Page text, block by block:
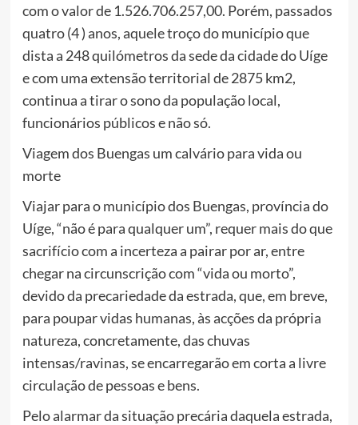
com o valor de 1.526.706.257,00. Porém, passados
quatro (4 ) anos, aquele troço do município que
dista a 248 quilómetros da sede da cidade do Uíge
e com uma extensão territorial de 2875 km2,
continua a tirar o sono da população local,
funcionários públicos e não só.
Viagem dos Buengas um calvário para vida ou
morte
Viajar para o município dos Buengas, província do
Uíge, “não é para qualquer um”, requer mais do que
sacrifício com a incerteza a pairar por ar, entre
chegar na circunscrição com “vida ou morto”,
devido da precariedade da estrada, que, em breve,
para poupar vidas humanas, às acções da própria
natureza, concretamente, das chuvas
intensas/ravinas, se encarregarão em corta a livre
circulação de pessoas e bens.
Pelo alarmar da situação precária daquela estrada,